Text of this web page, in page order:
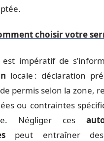
choisir votre
impératif de
locale : déclaration
permis selon la zone,
ou contraintes
Négliger ces
peut entraîner